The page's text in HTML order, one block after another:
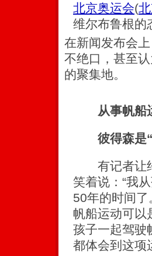
北京奥运会(
维尔布鲁根的
在新闻发布会
不绝口，甚至
的聚集地。
从事帆船
彼得森是“
有记者让约
笑着说：“我
50年的时间
帆船运动可以
孩子一起驾驶
都体会到这项